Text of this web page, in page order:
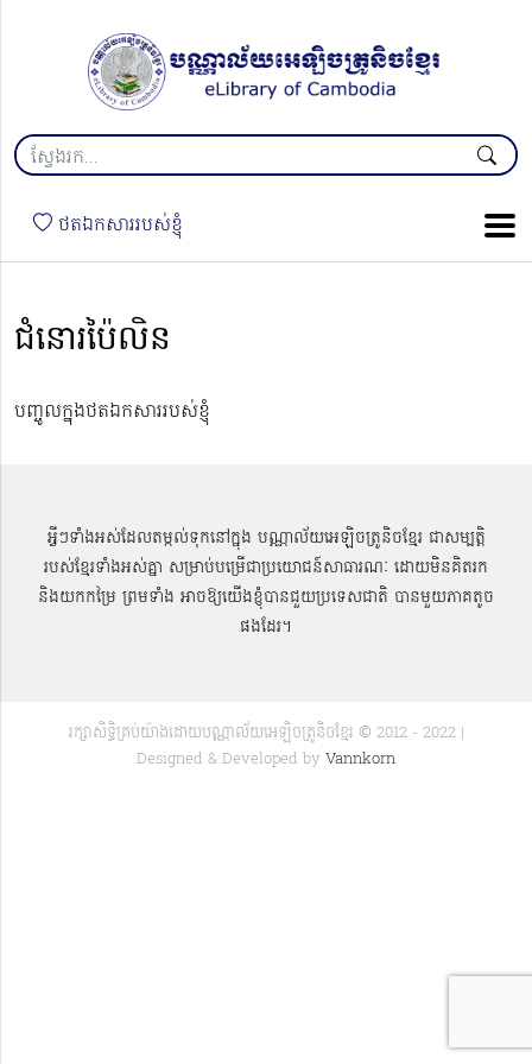
ថតឯកសាររបស់ខ្ញុំ
ជំនោរប៉ៃលិន
បញ្ចូលក្នុងថតឯកសាររបស់ខ្ញុំ
អ្វីៗទាំងអស់ដែលតម្កល់ទុកនៅក្នុង បណ្ណាល័យអេឡិចត្រូនិចខ្មែរ ជាសម្បតិ្ត
របស់ខ្មែរទាំងអស់គ្នា សម្រាប់បម្រើជាប្រយោជន៍សាធារណៈ ដោយមិនគិតរក
និងយកកម្រៃ ព្រមទាំង អាចឱ្យយើងខ្ញុំបានជួយប្រទេសជាតិ បានមួយភាគតូច
ផងដែរ។
រក្សាសិទ្ធិគ្រប់យ៉ាងដោយបណ្ណាល័យអេឡិចត្រូនិចខ្មែរ © 2012 - 2022 |
Designed & Developed by Vannkorn